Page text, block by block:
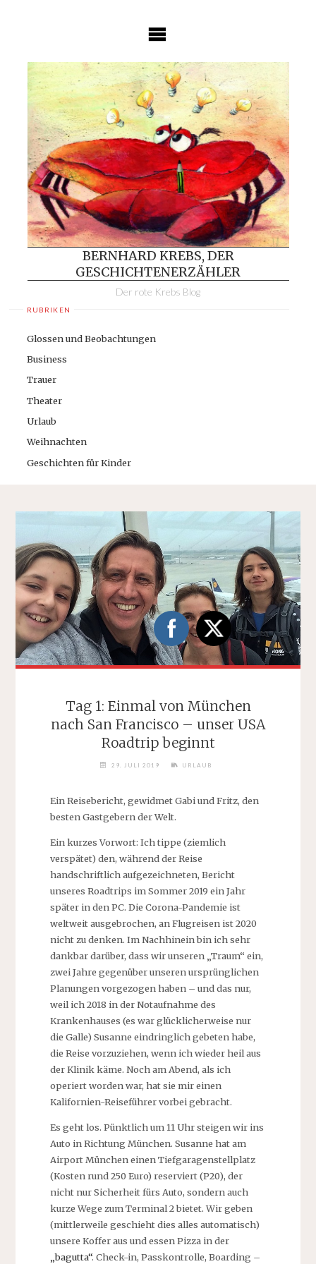
BERNHARD KREBS, DER
GESCHICHTENERZÄHLER
Der rote Krebs Blog
RUBRIKEN
Glossen und Beobachtungen
Business
Trauer
Theater
Urlaub
Weihnachten
Geschichten für Kinder
Tag 1: Einmal von München
nach San Francisco – unser USA
Roadtrip beginnt
29. JULI 2019 URLAUB
Ein Reisebericht, gewidmet Gabi und Fritz, den
besten Gastgebern der Welt.
Ein kurzes Vorwort: Ich tippe (ziemlich
verspätet) den, während der Reise
handschriftlich aufgezeichneten, Bericht
unseres Roadtrips im Sommer 2019 ein Jahr
später in den PC. Die Corona-Pandemie ist
weltweit ausgebrochen, an Flugreisen ist 2020
nicht zu denken. Im Nachhinein bin ich sehr
dankbar darüber, dass wir unseren „Traum“ ein,
zwei Jahre gegenüber unseren ursprünglichen
Planungen vorgezogen haben – und das nur,
weil ich 2018 in der Notaufnahme des
Krankenhauses (es war glücklicherweise nur
die Galle) Susanne eindringlich gebeten habe,
die Reise vorzuziehen, wenn ich wieder heil aus
der Klinik käme. Noch am Abend, als ich
operiert worden war, hat sie mir einen
Kalifornien-Reiseführer vorbei gebracht.
Es geht los. Pünktlich um 11 Uhr steigen wir ins
Auto in Richtung München. Susanne hat am
Airport München einen Tiefgaragenstellplatz
(Kosten rund 250 Euro) reserviert (P20), der
nicht nur Sicherheit fürs Auto, sondern auch
kurze Wege zum Terminal 2 bietet. Wir geben
(mittlerweile geschieht dies alles automatisch)
unsere Koffer aus und essen Pizza in der
„bagutta“. Check-in, Passkontrolle, Boarding –